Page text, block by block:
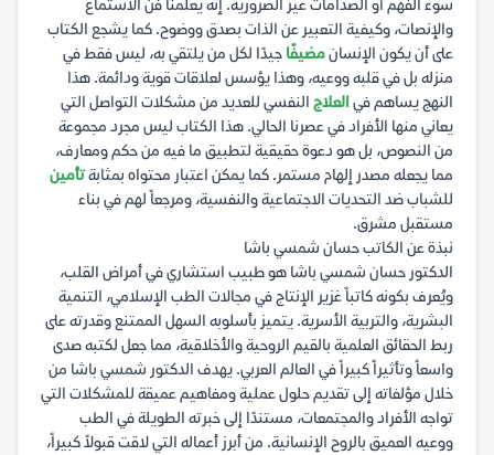
سوء الفهم أو الصدامات غير الضرورية. إنه يعلمنا فن الاستماع
والإنصات، وكيفية التعبير عن الذات بصدق ووضوح. كما يشجع الكتاب
على أن يكون الإنسانمضيفًا جيدًا لكل من يلتقي به، ليس فقط في
منزله بل في قلبه ووعيه، وهذا يؤسس لعلاقات قوية ودائمة. هذا
النهج يساهم فيالعلاج النفسي للعديد من مشكلات التواصل التي
يعاني منها الأفراد في عصرنا الحالي. هذا الكتاب ليس مجرد مجموعة
من النصوص، بل هو دعوة حقيقية لتطبيق ما فيه من حكم ومعارف،
مما يجعله مصدر إلهام مستمر. كما يمكن اعتبار محتواه بمثابةتأمين
للشباب ضد التحديات الاجتماعية والنفسية، ومرجعاً لهم في بناء
مستقبل مشرق.
نبذة عن الكاتب حسان شمسي باشا
الدكتور حسان شمسي باشا هو طبيب استشاري في أمراض القلب،
ويُعرف بكونه كاتباً غزير الإنتاج في مجالات الطب الإسلامي، التنمية
البشرية، والتربية الأسرية. يتميز بأسلوبه السهل الممتنع وقدرته على
ربط الحقائق العلمية بالقيم الروحية والأخلاقية، مما جعل لكتبه صدى
واسعاً وتأثيراً كبيراً في العالم العربي. يهدف الدكتور شمسي باشا من
خلال مؤلفاته إلى تقديم حلول عملية ومفاهيم عميقة للمشكلات التي
تواجه الأفراد والمجتمعات، مستندًا إلى خبرته الطويلة في الطب
ووعيه العميق بالروح الإنسانية. من أبرز أعماله التي لاقت قبولاً كبيراً،